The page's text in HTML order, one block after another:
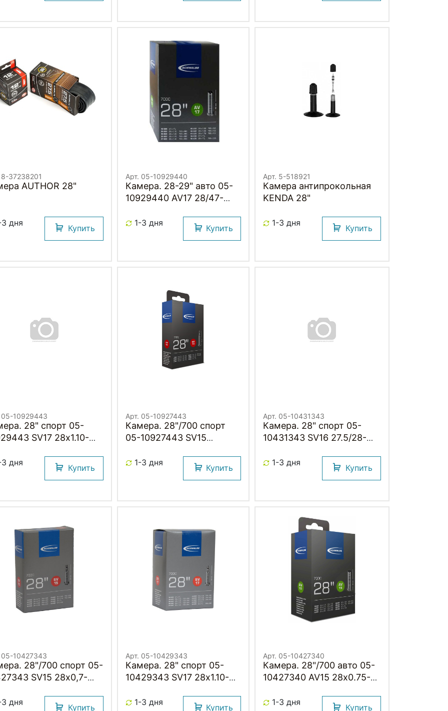
8-37238201
AUTHOR 28"
3 дня
Купить
Арт. 05-10929440
Камера. 28-29" авто 05-
10929440 AV17 28/47-
(без коробки) AGV 40mm.
1-3 дня
Купить
Арт. 5-518921
Камера антипрокольная
KENDA 28"
1-3 дня
Купить
05-10929443
28" спорт 05-
SV17 28х1.10-
(без коробки)
3 дня
Купить
Арт. 05-10927443
Камера. 28"/700 спорт
05-10927443 SV15
622/630) IB (без коробки)
40mm. SCHWALBE
1-3 дня
Купить
Арт. 05-10431343
Камера. 28" спорт 05-
10431343 SV16 27.5/28-
IB 40mm. SCHWALBE
1-3 дня
Купить
05-10427343
28"/700 спорт 05-
SV15 28х0,7-
SCHWALBE
3 дня
Купить
Арт. 05-10429343
Камера. 28" спорт 05-
10429343 SV17 28х1.10-
40mm. SCHWALBE
1-3 дня
Купить
Арт. 05-10427340
Камера. 28"/700 авто 05-
10427340 AV15 28х0.75-
AGV 40mm. SCHWALBE
1-3 дня
Купить